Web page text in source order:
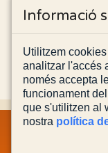
Informació
Utilitzem
analitzar l'accés
només accepta
funcionament
que s'utilitzen al
nostra política